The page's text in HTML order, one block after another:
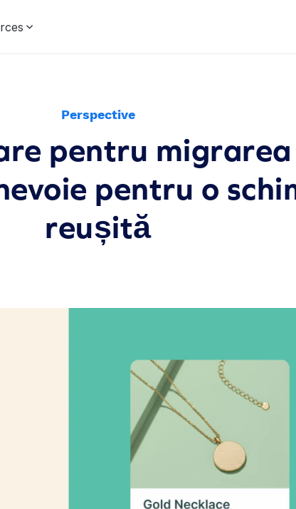
Perspective
pentru
pentru o
reușită